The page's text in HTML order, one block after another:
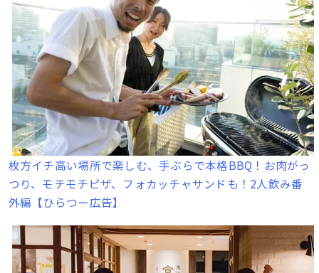
枚方イチ高い場所で楽しむ、手ぶらで本格BBQ！お肉がっ
つり、モチモチピザ、フォカッチャサンドも！2人飲み番
外編【ひらつー広告】